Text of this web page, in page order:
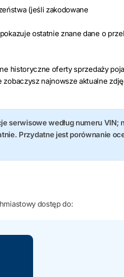
(jeśli zakodowane
ostatnie znane dane o
historyczne oferty sprzedaży
najnowsze aktualne
serwisowe według numeru
Przydatne jest porównanie
dostęp do: